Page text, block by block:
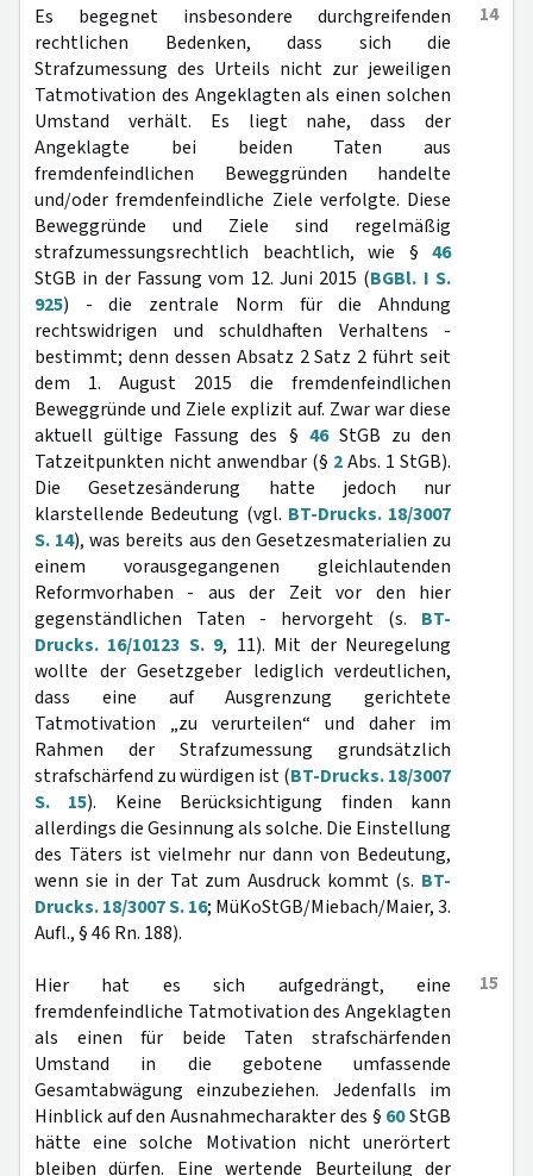
14
Es begegnet insbesondere durchgreifenden
rechtlichen Bedenken, dass sich die
Strafzumessung des Urteils nicht zur jeweiligen
Tatmotivation des Angeklagten als einen solchen
Umstand verhält. Es liegt nahe, dass der
Angeklagte bei beiden Taten aus
fremdenfeindlichen Beweggründen handelte
und/oder fremdenfeindliche Ziele verfolgte. Diese
Beweggründe und Ziele sind regelmäßig
strafzumessungsrechtlich beachtlich, wie § 46
StGB in der Fassung vom 12. Juni 2015 (BGBl. I S.
925) - die zentrale Norm für die Ahndung
rechtswidrigen und schuldhaften Verhaltens -
bestimmt; denn dessen Absatz 2 Satz 2 führt seit
dem 1. August 2015 die fremdenfeindlichen
Beweggründe und Ziele explizit auf. Zwar war diese
aktuell gültige Fassung des § 46StGB zu den
Tatzeitpunkten nicht anwendbar (§ 2Abs. 1 StGB).
Die Gesetzesänderung hatte jedoch nur
klarstellende Bedeutung (vgl. BT-Drucks. 18/3007
S. 14), was bereits aus den Gesetzesmaterialien zu
einem vorausgegangenen gleichlautenden
Reformvorhaben - aus der Zeit vor den hier
gegenständlichen Taten - hervorgeht (s. BT-
Drucks. 16/10123 S. 9, 11). Mit der Neuregelung
wollte der Gesetzgeber lediglich verdeutlichen,
dass eine auf Ausgrenzung gerichtete
Tatmotivation „zu verurteilen“ und daher im
Rahmen der Strafzumessung grundsätzlich
strafschärfend zu würdigen ist (BT-Drucks. 18/3007
S. 15). Keine Berücksichtigung finden kann
allerdings die Gesinnung als solche. Die Einstellung
des Täters ist vielmehr nur dann von Bedeutung,
wenn sie in der Tat zum Ausdruck kommt (s. BT-
Drucks. 18/3007 S. 16; MüKoStGB/Miebach/Maier, 3.
Aufl., § 46 Rn. 188).
15
Hier hat es sich aufgedrängt, eine
fremdenfeindliche Tatmotivation des Angeklagten
als einen für beide Taten strafschärfenden
Umstand in die gebotene umfassende
Gesamtabwägung einzubeziehen. Jedenfalls im
Hinblick auf den Ausnahmecharakter des § 60StGB
hätte eine solche Motivation nicht unerörtert
bleiben dürfen. Eine wertende Beurteilung der